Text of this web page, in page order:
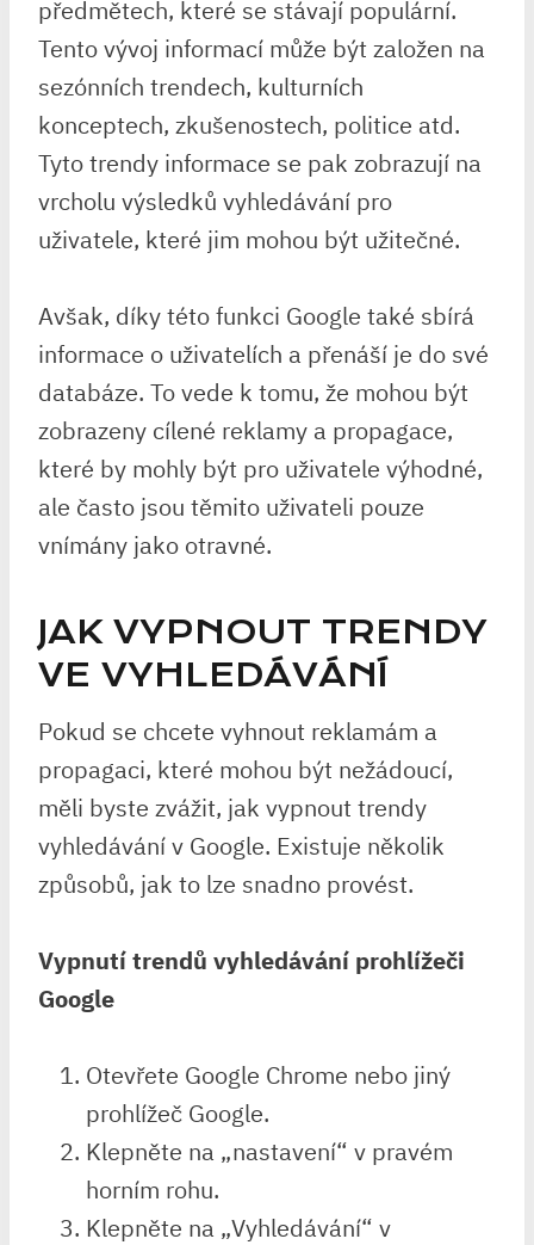
předmětech, které se stávají populární.
Tento vývoj informací může být založen na
sezónních trendech, kulturních
konceptech, zkušenostech, politice atd.
Tyto trendy informace se pak zobrazují na
vrcholu výsledků vyhledávání pro
uživatele, které jim mohou být užitečné.
Avšak, díky této funkci Google také sbírá
informace o uživatelích a přenáší je do své
databáze. To vede k tomu, že mohou být
zobrazeny cílené reklamy a propagace,
které by mohly být pro uživatele výhodné,
ale často jsou těmito uživateli pouze
vnímány jako otravné.
JAK VYPNOUT TRENDY
VE VYHLEDÁVÁNÍ
Pokud se chcete vyhnout reklamám a
propagaci, které mohou být nežádoucí,
měli byste zvážit, jak vypnout trendy
vyhledávání v Google. Existuje několik
způsobů, jak to lze snadno provést.
Vypnutí trendů vyhledávání prohlížeči
Google
Otevřete Google Chrome nebo jiný
prohlížeč Google.
Klepněte na „nastavení“ v pravém
horním rohu.
Klepněte na „Vyhledávání“ v